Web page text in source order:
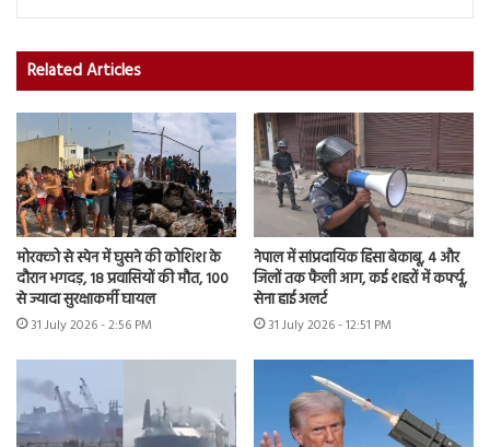
Related Articles
मोरक्को से स्पेन में घुसने की कोशिश के
दौरान भगदड़, 18 प्रवासियों की मौत, 100
से ज्यादा सुरक्षाकर्मी घायल
31 July 2026 - 2:56 PM
नेपाल में सांप्रदायिक हिंसा बेकाबू, 4 और
जिलों तक फैली आग, कई शहरों में कर्फ्यू,
सेना हाई अलर्ट
31 July 2026 - 12:51 PM